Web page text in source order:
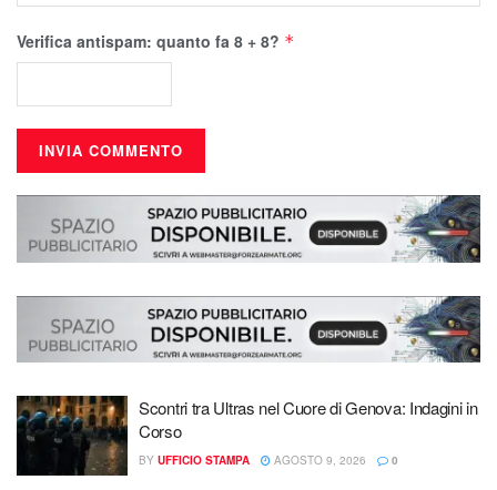
Verifica antispam: quanto fa 8 + 8? *
Scontri tra Ultras nel Cuore di Genova: Indagini in
Corso
BY UFFICIO STAMPA AGOSTO 9, 2026 0